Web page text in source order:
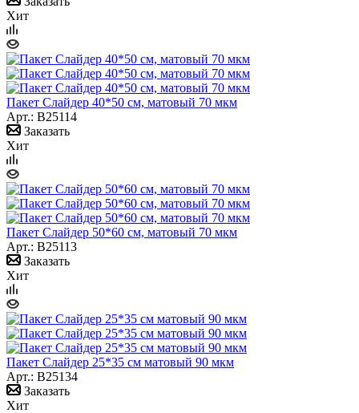
Хит
Пакет Слайдер 40*50 см, матовый 70 мкм
Арт.: B25114
Заказать
Хит
Пакет Слайдер 50*60 см, матовый 70 мкм
Арт.: B25113
Заказать
Хит
Пакет Слайдер 25*35 см матовый 90 мкм
Арт.: B25134
Заказать
Хит